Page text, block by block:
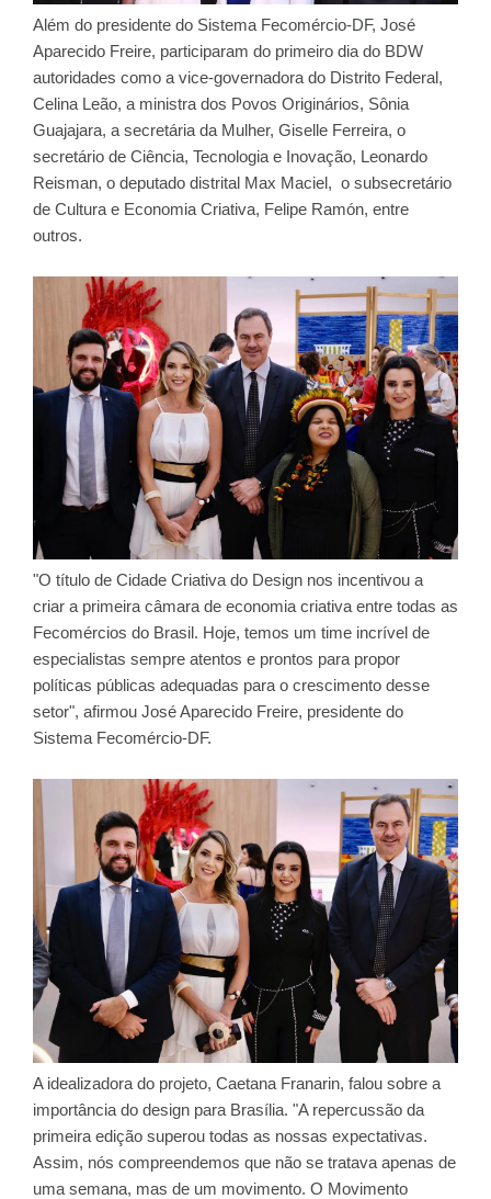
Além do presidente do Sistema Fecomércio-DF, José
Aparecido Freire, participaram do primeiro dia do BDW
autoridades como a vice-governadora do Distrito Federal,
Celina Leão, a ministra dos Povos Originários, Sônia
Guajajara, a secretária da Mulher, Giselle Ferreira, o
secretário de Ciência, Tecnologia e Inovação, Leonardo
Reisman, o deputado distrital Max Maciel, o subsecretário
de Cultura e Economia Criativa, Felipe Ramón, entre
outros.
"O título de Cidade Criativa do Design nos incentivou a
criar a primeira câmara de economia criativa entre todas as
Fecomércios do Brasil. Hoje, temos um time incrível de
especialistas sempre atentos e prontos para propor
políticas públicas adequadas para o crescimento desse
setor", afirmou José Aparecido Freire, presidente do
Sistema Fecomércio-DF.
A idealizadora do projeto, Caetana Franarin, falou sobre a
importância do design para Brasília. "A repercussão da
primeira edição superou todas as nossas expectativas.
Assim, nós compreendemos que não se tratava apenas de
uma semana, mas de um movimento. O Movimento